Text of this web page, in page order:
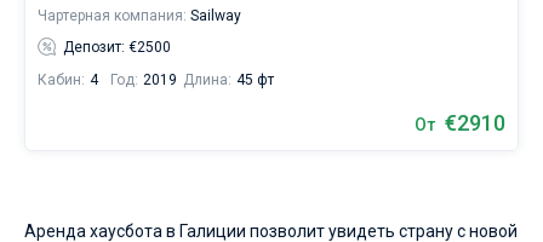
Чартерная компания: Sailway
Депозит: €2500
Кабин: 4 Год: 2019 Длина: 45 фт
От €2910
Аренда хаусбота в Галиции позволит увидеть страну с новой